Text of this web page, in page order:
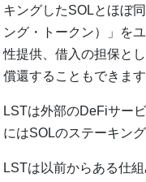
キングしたSOLとほぼ
ング・トークン）」を
性提供、借入の担保と
償還することもできます
LSTは外部のDeFiサー
にはSOLのステーキン
LSTは以前からある仕